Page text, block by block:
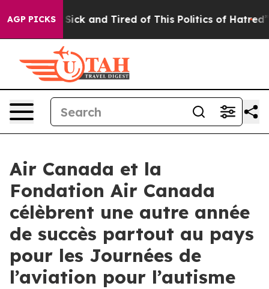
AGP PICKS
Sick and Tired of This Politics of Hatred” The
Air Canada et la
Fondation Air Canada
célèbrent une autre année
de succès partout au pays
pour les Journées de
l’aviation pour l’autisme